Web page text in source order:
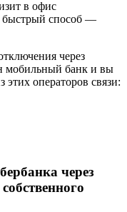
в офис
быстрый способ —
через
мобильный банк и вы
операторов связи:
через